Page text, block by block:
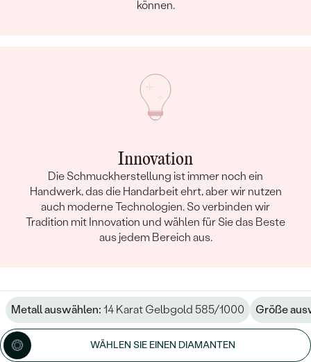
können.
Innovation
Die Schmuckherstellung ist immer noch ein
Handwerk, das die Handarbeit ehrt, aber wir nutzen
auch moderne Technologien. So verbinden wir
Tradition mit Innovation und wählen für Sie das Beste
aus jedem Bereich aus.
Metall auswählen: 14 Karat Gelbgold 585/1000 Größe
WÄHLEN SIE EINEN DIAMANTEN